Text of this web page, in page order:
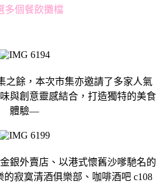
多個餐飲攤檔
之餘，本次市集亦邀請了多家人氣
與創意靈感結合，打造獨特的美食
體驗—
銀外賣店、以港式懷舊沙嗲馳名的
寂寞清酒俱樂部、咖啡酒吧 c108